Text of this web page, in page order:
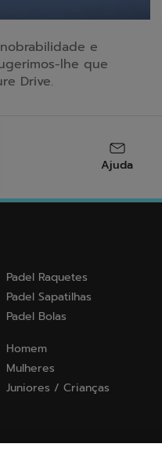
e
lhe que
Drive.
Ajuda
Padel Raquetes
Padel Sapatilhas
Padel Bolas
Homem
Mulheres
Juniores / Crianças